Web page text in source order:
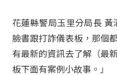
花蓮縣警局玉里分局長 黃
臉書跟打詐儀表板，那個
有最新的資訊去了解（最
板下面有案例小故事。」